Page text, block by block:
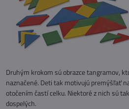
Druhým krokom sú obrazce tangramov,
naznačené. Deti tak motivujú premýšľať
otočením častí celku. Niektoré z nich sú
dospelých.